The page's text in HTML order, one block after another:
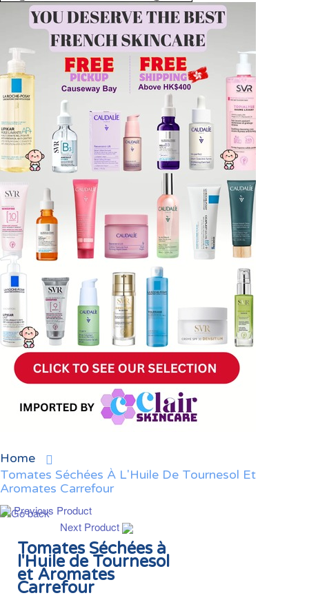
Home
Tomates Séchées À L'Huile De Tournesol Et
Aromates Carrefour
Previous Product
Next Product
Tomates Séchées à
l'Huile de Tournesol
et Aromates
Carrefour